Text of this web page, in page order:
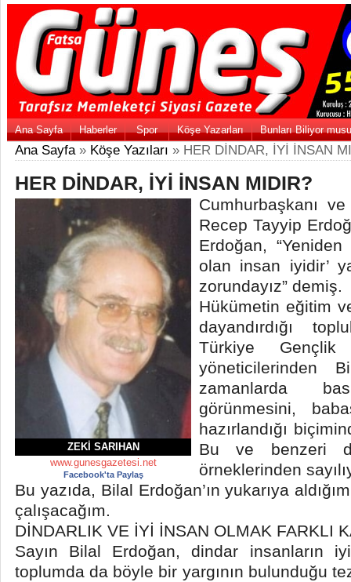
Ana Sayfa Haberler Spor Köşe Yazarları Bunları Biliyor
Ana Sayfa» Köşe Yazıları » HER DİNDAR, İYİ İNSAN
HER DİNDAR, İYİ İNSAN MIDIR?
ZEKI SARIHAN
www.gunesgazetesi.net
Facebook'ta Paylaş
Cumhurbaşkanı
Recep Tayyip
Erdoğan,
olan insan iyidir’
zorundayız” demiş.
Hükümetin eğitim
dayandırdığı
Türkiye Gençlik
yöneticilerinden
zamanlarda
görünmesini,
hazırlandığı
Bu ve benzeri
örneklerinden
Bu yazıda, Bilal Erdoğan’ın yukarıya
çalışacağım.
DİNDARLIK VE İYİ İNSAN OLMAK FARKLI
Sayın Bilal Erdoğan, dindar insanların
toplumda da böyle bir yargının bulunduğu